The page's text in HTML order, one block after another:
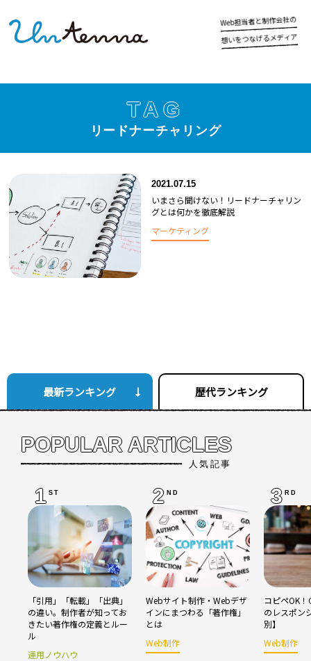
Web担当者と制作会社の
想いをつなげるメディア
TAG
リードナーチャリング
2021.07.15
いまさら聞けない！リードナーチャリン
グとは何かを徹底解説
マーケティング
最新ランキング 歴代ランキング
POPULAR ARTICLES
人気記事
1 ST
「引用」「転載」「出典」
の違い。制作者が知ってお
きたい著作権の定義とルー
ル
運用ノウハウ
2 ND
Webサイト制作・Webデザ
インにまつわる「著作権」
とは
Web制作
3 RD
コピペOK
のレスポン
別】
Web制作